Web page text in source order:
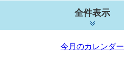
全件表示
今月のカレンダー